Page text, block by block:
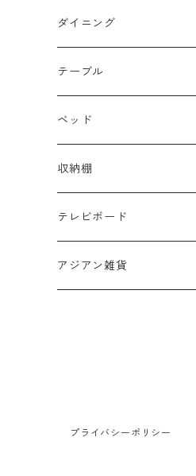
２人掛け
３人掛け
カウチソファ
ダイニング
チェア・ベンチ
テーブル
セット
テーブル
ローテーブル
サイドテーブル
デスク・カウンター
ベッド
シングル
セミダブル
ダブル
収納棚
テレビボード
アジアン雑貨
プライバシーポリシー